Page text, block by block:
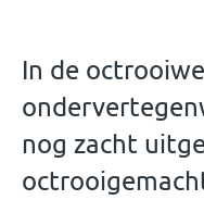
In de
nog zacht